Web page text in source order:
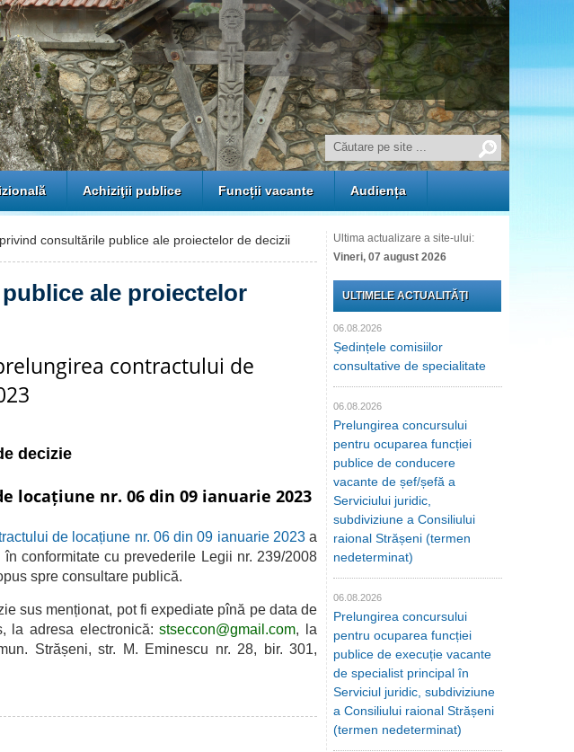
Achiziţii publice Funcții vacante Audiența
consultările publice ale proiectelor de decizii
ale proiectelor
contractului de
decizie
locațiune nr. 06 din 09 ianuarie 2023
de locațiune nr. 06 din 09 ianuarie 2023 a
în conformitate cu prevederile Legii nr. 239/2008
spre consultare publică.
sus menționat, pot fi expediate pînă pe data de
la adresa electronică:stseccon@gmail.com, la
Strășeni, str. M. Eminescu nr. 28, bir. 301,
Ultima actualizare a site-ului:
Vineri, 07 august 2026
ULTIMELE ACTUALITĂŢI
06.08.2026
Ședințele comisiilor
consultative de specialitate
06.08.2026
Prelungirea concursului
pentru ocuparea funcției
publice de conducere
vacante de șef/șefă a
Serviciului juridic,
subdiviziune a Consiliului
raional Strășeni (termen
nedeterminat)
06.08.2026
Prelungirea concursului
pentru ocuparea funcției
publice de execuție vacante
de specialist principal în
Serviciul juridic, subdiviziune
a Consiliului raional Strășeni
(termen nedeterminat)